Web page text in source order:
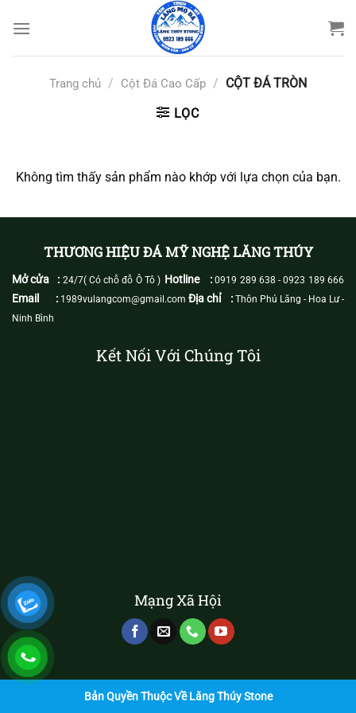
qua
Trang chủ / Cột Đá Cao Cấp / CỘT ĐÁ TRÒN
LỌC
Không tìm thấy sản phẩm nào khớp với lựa chọn của bạn.
THƯƠNG HIỆU ĐÁ MỸ NGHỆ LĂNG THÚY
Mở cửa : 24/7( Có chỗ đỗ Ô Tô ) Hotline : 0919 289 638 -0923 189 666
Email : 1989vulangcom@gmail.com Địa chỉ : Thôn Phú Lăng - Hoa Lư -
Ninh Bình
Kết Nối Với Chúng Tôi
Mạng Xã Hội
Bản Quyền Thuộc Về Lăng Thúy Stone